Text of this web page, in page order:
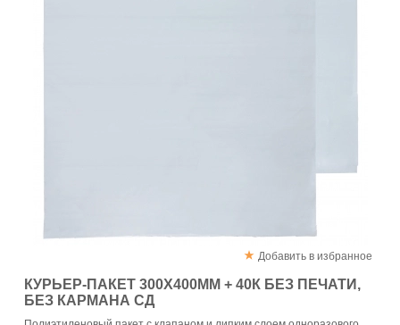
Добавить в избранное
КУРЬЕР-ПАКЕТ 300Х400ММ + 40К БЕЗ ПЕЧАТИ,
БЕЗ КАРМАНА СД